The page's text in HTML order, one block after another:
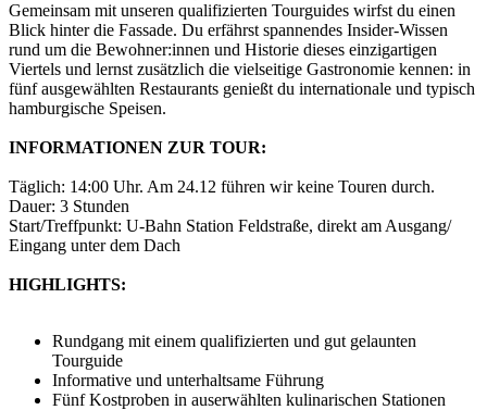
Gemeinsam mit unseren qualifizierten Tourguides wirfst du einen
Blick hinter die Fassade. Du erfährst spannendes Insider-Wissen
rund um die Bewohner:innen und Historie dieses einzigartigen
Viertels und lernst zusätzlich die vielseitige Gastronomie kennen: in
fünf ausgewählten Restaurants genießt du internationale und typisch
hamburgische Speisen.
INFORMATIONEN ZUR TOUR:
Täglich: 14:00 Uhr. Am 24.12 führen wir keine Touren durch.
Dauer: 3 Stunden
Start/Treffpunkt: U-Bahn Station Feldstraße, direkt am Ausgang/
Eingang unter dem Dach
HIGHLIGHTS:
Rundgang mit einem qualifizierten und gut gelaunten
Tourguide
Informative und unterhaltsame Führung
Fünf Kostproben in auserwählten kulinarischen Stationen